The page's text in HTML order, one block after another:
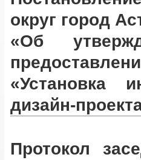
округ город
«Об
«Установка
дизайн-
Протокол